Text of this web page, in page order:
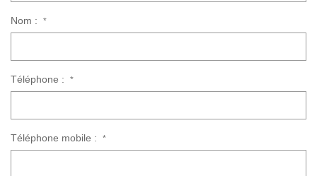
Nom : *
Téléphone : *
Téléphone mobile : *